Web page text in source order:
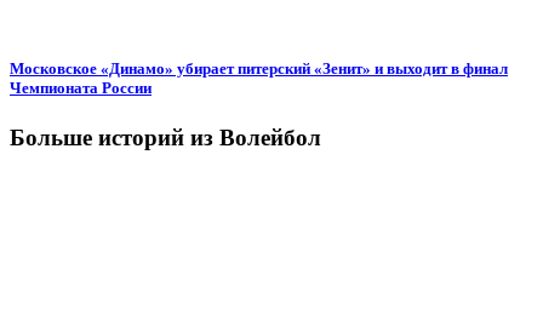
Московское «Динамо» убирает питерский «Зенит» и выходит в финал
Чемпионата России
Больше историй из Волейбол